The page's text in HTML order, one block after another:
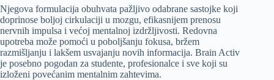
Njegova formulacija obuhvata pažljivo odabrane sastojke koji
doprinose boljoj cirkulaciji u mozgu, efikasnijem prenosu
nervnih impulsa i većoj mentalnoj izdržljivosti. Redovna
upotreba može pomoći u poboljšanju fokusa, bržem
razmišljanju i lakšem usvajanju novih informacija. Brain Activ
je posebno pogodan za studente, profesionalce i sve koji su
izloženi povećanim mentalnim zahtevima.